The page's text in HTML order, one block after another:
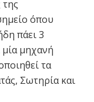
όπου
πάει 3
μηχανή
τα
Σωτηρία και